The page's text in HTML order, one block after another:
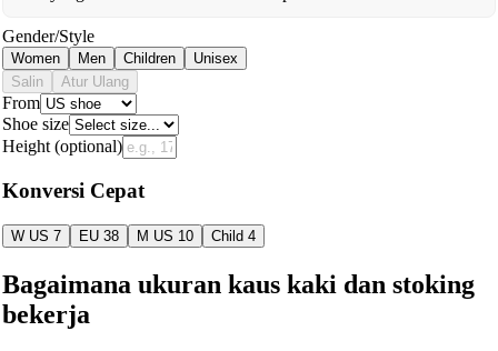
Gender/Style
Women Men Children
Unisex
Salin
Atur Ulang
From
Shoe size
Height (optional)
Konversi Cepat
W US 7 EU 38 M US 10 Child 4
Bagaimana ukuran kaus kaki dan stoking
bekerja